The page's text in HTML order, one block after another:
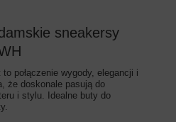
sneakersy
połączenie wygody, elegancji i
że doskonale pasują do
i stylu. Idealne buty do